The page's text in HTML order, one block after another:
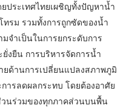
ประเทศไทยเผชิญทั้งปัญหาน้ำ
รม รวมทั้งการถูกซัดของน้ำ
จำเป็นในการยกระดับการ
งยืน การบริหารจัดการน้ำ
ยด้านการเปลี่ยนแปลงสภาพภูมิ
ารลดผลกระทบ โดยต้องอาศัย
นร่วมของทุกภาคส่วนบนพื้น